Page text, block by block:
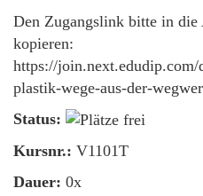
Den Zugangslink bitte in die
kopieren:
https://join.next.edudip.com/
plastik-wege-aus-der-
Status:
Kursnr.: V1101T
Dauer: 0x